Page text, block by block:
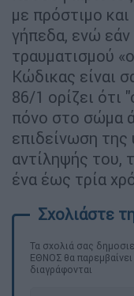
με πρόστιμο
γήπεδα, ενώ εάν
τραυματισμού
Κώδικας είναι
86/1 ορίζει ότι
πόνο στο σώμα
επιδείνωση της
αντίληψής του,
ένα έως τρία
Τα σχολιά σας
ΕΘΝΟΣ θα
διαγράφονται